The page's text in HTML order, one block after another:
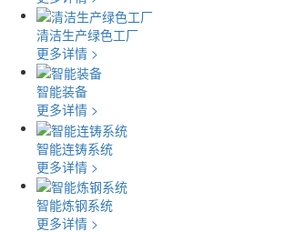
清洁生产绿色工厂
更多详情 >
智能装备
更多详情 >
智能连铸系统
更多详情 >
智能炼钢系统
更多详情 >